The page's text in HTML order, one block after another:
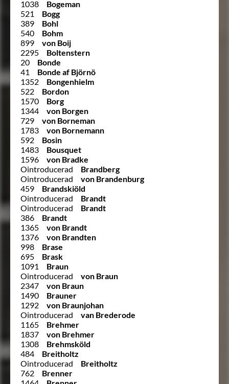
1038
Bogeman
521
Bogg
389
Bohl
540
Bohm
899
von Boij
2295
Boltenstern
20
Bonde
41
Bonde af Björnö
1352
Bongenhielm
522
Bordon
1570
Borg
1344
von Borgen
729
von Borneman
1783
von Bornemann
592
Bosin
1483
Bousquet
1596
von Bradke
Ointroducerad
Brandberg
Ointroducerad
von Brandenburg
459
Brandskiöld
Ointroducerad
Brandt
Ointroducerad
Brandt
386
Brandt
1365
von Brandt
1376
von Brandten
998
Brase
695
Brask
1091
Braun
Ointroducerad
von Braun
2347
von Braun
1490
Brauner
1292
von Braunjohan
Ointroducerad
van Brederode
1165
Brehmer
1837
von Brehmer
1308
Brehmsköld
484
Breitholtz
Ointroducerad
Breitholtz
762
Brenner